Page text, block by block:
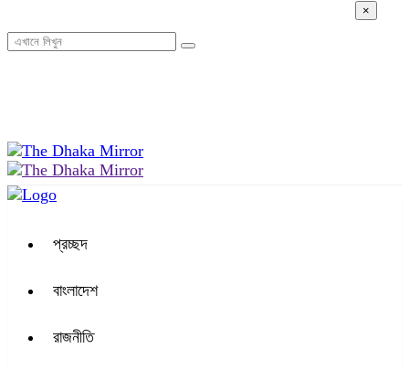
০১:১০ অপরাহ্ন, শনিবার, ০৮ অগাস্ট ২০২৬, ২৪ শ্রাবণ ১৪৩৩ বঙ্গাব্দ
প্রচ্ছদ
বাংলাদেশ
রাজনীতি
×